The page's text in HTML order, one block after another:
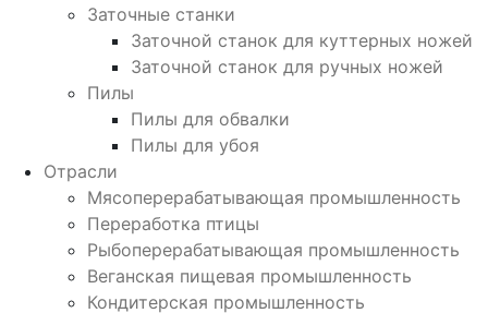
Заточные станки
Заточной станок для куттерных ножей
Заточной станок для ручных ножей
Пилы
Пилы для обвалки
Пилы для убоя
Отрасли
Мясоперерабатывающая промышленность
Переработка птицы
Рыбоперерабатывающая промышленность
Веганская пищевая промышленность
Кондитерская промышленность